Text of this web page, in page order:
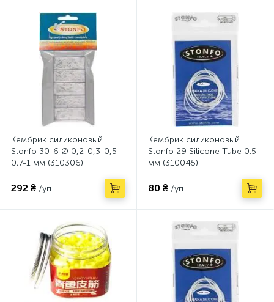
Кембрик силиконовый
Stonfo 30-6 Ø 0,2-0,3-0,5-
0,7-1 мм (310306)
292 ₴ /уп.
Кембрик силиконовый
Stonfo 29 Silicone Tube 0.5
мм (310045)
80 ₴ /уп.